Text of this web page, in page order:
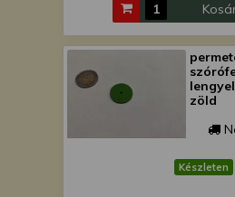
zöld
Készleten